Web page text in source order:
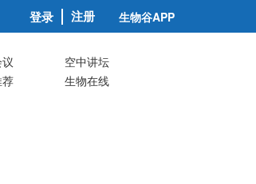
登录 注册 生物谷APP
空中讲坛
生物在线